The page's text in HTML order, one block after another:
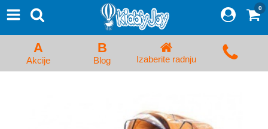
Proizvodi
Početna Prijava/Registracija
Kolica za bebe i dečija kolica
0
A
Akcije
B
Blog Izaberite radnju